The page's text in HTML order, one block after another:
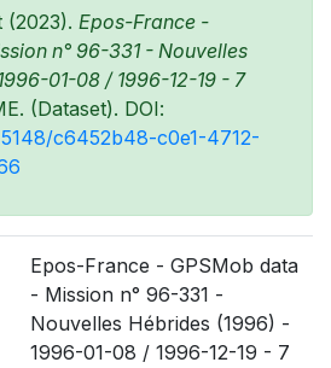
(2023). Epos-France -
n° 96-331 - Nouvelles
01-08 / 1996-12-19 - 7
(Dataset). DOI:
c6452b48-c0e1-4712-
Epos-France - GPSMob data
- Mission n° 96-331 -
Nouvelles Hébrides (1996) -
1996-01-08 / 1996-12-19 - 7